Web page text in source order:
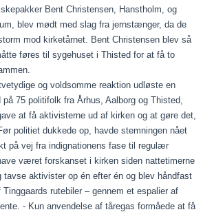
Bent Christensen, Hanstholm, og
blev mødt med slag fra jernstænger, da de
mod kirketårnet. Bent Christensen blev så
føres til sygehuset i Thisted for at få to
og voldsomme reaktion udløste en
75 politifolk fra Århus, Aalborg og Thisted,
at få aktivisterne ud af kirken og at gøre det,
politiet dukkede op, havde stemningen nået
på vej fra indignationens fase til regulær
været forskanset i kirken siden nattetimerne
tavse aktivister op én efter én og blev håndfast
rutebiler – gennem et espalier af
- Kun anvendelse af tåregas formåede at få